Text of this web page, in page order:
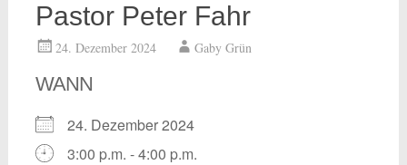
Pastor Peter Fahr
24. Dezember 2024 Gaby Grün
WANN
24. Dezember 2024
3:00 p.m. - 4:00 p.m.